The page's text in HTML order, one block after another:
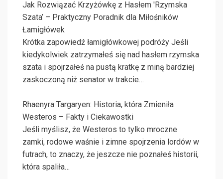
Jak Rozwiązać Krzyżówkę z Hasłem 'Rzymska
Szata’ – Praktyczny Poradnik dla Miłośników
Łamigłówek
Krótka zapowiedź łamigłówkowej podróży Jeśli
kiedykolwiek zatrzymałeś się nad hasłem rzymska
szata i spojrzałeś na pustą kratkę z miną bardziej
zaskoczoną niż senator w trakcie…
Rhaenyra Targaryen: Historia, która Zmieniła
Westeros – Fakty i Ciekawostki
Jeśli myślisz, że Westeros to tylko mroczne
zamki, rodowe waśnie i zimne spojrzenia lordów w
futrach, to znaczy, że jeszcze nie poznałeś historii,
która spaliła…